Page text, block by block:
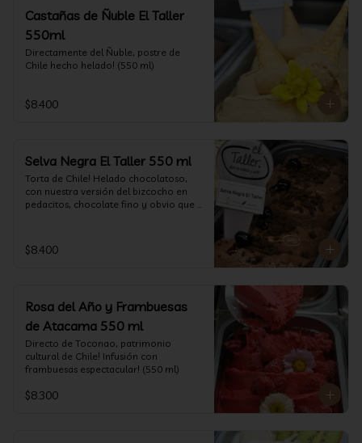
Castañas de Ñuble El Taller
550ml
Directamente del Ñuble, postre de
Chile hecho helado! (550 ml)
$8.400
Selva Negra El Taller 550 ml
Torta de Chile! Helado chocolatoso,
con nuestra versión del bizcocho en
pedacitos, chocolate fino y obvio que
$8.400
Rosa del Año y Frambuesas
de Atacama 550 ml
Directo de Toconao, patrimonio
cultural de Chile! Infusión con
frambuesas espectacular! (550 ml)
$8.300